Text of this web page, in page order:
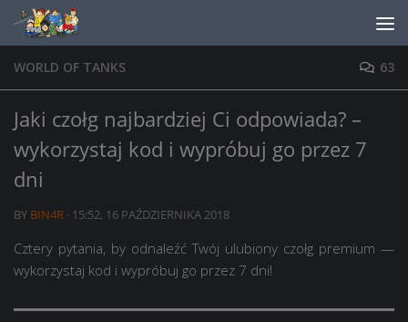
Skip to content
WORLD OF TANKS 63
Jaki czołg najbardziej Ci odpowiada? –
wykorzystaj kod i wypróbuj go przez 7
dni
BY BIN4R · 15:52, 16 PAŹDZIERNIKA 2018
Cztery pytania, by odnaleźć Twój ulubiony czołg premium —
wykorzystaj kod i wypróbuj go przez 7 dni!